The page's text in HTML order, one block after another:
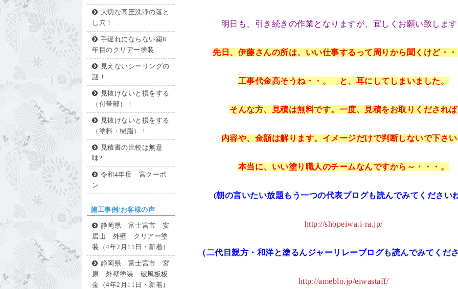
大切な高圧洗浄の落と
し穴！
手遅れにならない築8
年目のクリアー塗装
見えないシーリングの
謎！
見抜けないと損をする
（付帯部）！
見抜けないと損をする
（塗料・樹脂）！
見積書の比較は無意
味?
令和4年度 宮クーポ
ン
施工事例/お客様の声
静岡県 富士宮市 安
居山 外壁 クリアー塗
装（4年2月11日・新着）
静岡県 富士宮市 宮
原 外壁塗装 破風板板
金（4年2月11日・新着）
明日も、引き続きの作業となりますが、宜しくお願い致しま
先日、伊藤さんの所は、いい仕事するって周りから聞くけど・
工事代金高そうね・・。 と、耳にしてしまいました。
そんな方、見積は無料です。一度、見積をお取りくだされば
内容や、金額は解ります。イメージだけで判断しないで下さ
本当に、いい塗り職人のチームなんですから～・・・。
(朝の言いたい放題もう一つの代表ブログも読んでみてください
http://shopeiwa.i-ra.jp/
（二代目親方・和洋と塗るんジャーリレーブログも読んでみてくだ
http://ameblo.jp/eiwastaff/